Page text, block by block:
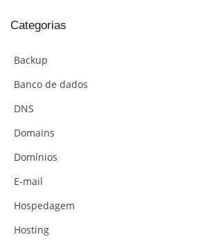
Categorias
Backup
Banco de dados
DNS
Domains
Domínios
E-mail
Hospedagem
Hosting